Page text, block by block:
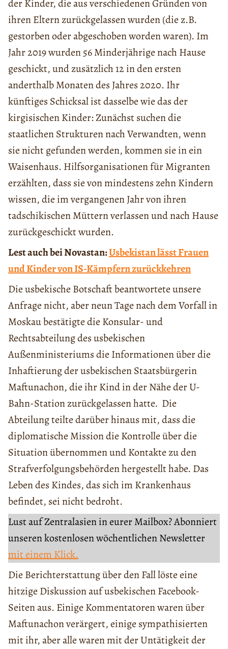
der Kinder, die aus verschiedenen Gründen von
ihren Eltern zurückgelassen wurden (die z.B.
gestorben oder abgeschoben worden waren). Im
Jahr 2019 wurden 56 Minderjährige nach Hause
geschickt, und zusätzlich 12 in den ersten
anderthalb Monaten des Jahres 2020. Ihr
künftiges Schicksal ist dasselbe wie das der
kirgisischen Kinder: Zunächst suchen die
staatlichen Strukturen nach Verwandten, wenn
sie nicht gefunden werden, kommen sie in ein
Waisenhaus. Hilfsorganisationen für Migranten
erzählten, dass sie von mindestens zehn Kindern
wissen, die im vergangenen Jahr von ihren
tadschikischen Müttern verlassen und nach Hause
zurückgeschickt wurden.
Lest auch bei Novastan:Usbekistan lässt Frauen
und Kinder von IS-Kämpfern zurückkehren
Die usbekische Botschaft beantwortete unsere
Anfrage nicht, aber neun Tage nach dem Vorfall in
Moskau bestätigte die Konsular- und
Rechtsabteilung des usbekischen
Außenministeriums die Informationen über die
Inhaftierung der usbekischen Staatsbürgerin
Maftunachon, die ihr Kind in der Nähe der U-
Bahn-Station zurückgelassen hatte. Die
Abteilung teilte darüber hinaus mit, dass die
diplomatische Mission die Kontrolle über die
Situation übernommen und Kontakte zu den
Strafverfolgungsbehörden hergestellt habe. Das
Leben des Kindes, das sich im Krankenhaus
befindet, sei nicht bedroht.
Lust auf Zentralasien in eurer Mailbox? Abonniert
unseren kostenlosen wöchentlichen Newsletter
mit einem Klick.
Die Berichterstattung über den Fall löste eine
hitzige Diskussion auf usbekischen Facebook-
Seiten aus. Einige Kommentatoren waren über
Maftunachon verärgert, einige sympathisierten
mit ihr, aber alle waren mit der Untätigkeit der